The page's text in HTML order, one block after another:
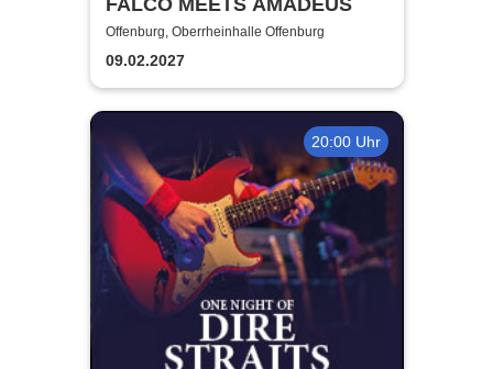
Offenburg, Oberrheinhalle Offenburg
09.02.2027
20:00 Uhr